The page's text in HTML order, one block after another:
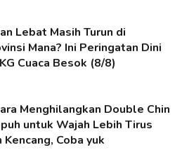
Lebat Masih Turun di
Mana? Ini Peringatan Dini
Cuaca Besok (8/8)
Menghilangkan Double Chin
untuk Wajah Lebih Tirus
Kencang, Coba yuk